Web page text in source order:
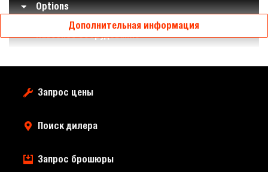
Options
Навесное оборудование
Дополнительная информация
Запрос цены
Поиск дилера
Запрос брошюры